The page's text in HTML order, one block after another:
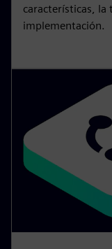
características, la
implementación.